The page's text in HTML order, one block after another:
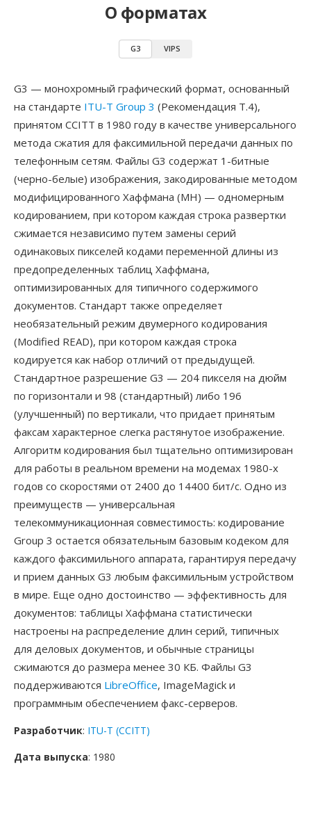
О форматах
G3 VIPS
G3 — монохромный графический формат, основанный
на стандарте ITU-T Group 3 (Рекомендация T.4),
принятом CCITT в 1980 году в качестве универсального
метода сжатия для факсимильной передачи данных по
телефонным сетям. Файлы G3 содержат 1-битные
(черно-белые) изображения, закодированные методом
модифицированного Хаффмана (MH) — одномерным
кодированием, при котором каждая строка развертки
сжимается независимо путем замены серий
одинаковых пикселей кодами переменной длины из
предопределенных таблиц Хаффмана,
оптимизированных для типичного содержимого
документов. Стандарт также определяет
необязательный режим двумерного кодирования
(Modified READ), при котором каждая строка
кодируется как набор отличий от предыдущей.
Стандартное разрешение G3 — 204 пикселя на дюйм
по горизонтали и 98 (стандартный) либо 196
(улучшенный) по вертикали, что придает принятым
факсам характерное слегка растянутое изображение.
Алгоритм кодирования был тщательно оптимизирован
для работы в реальном времени на модемах 1980-х
годов со скоростями от 2400 до 14400 бит/с. Одно из
преимуществ — универсальная
телекоммуникационная совместимость: кодирование
Group 3 остается обязательным базовым кодеком для
каждого факсимильного аппарата, гарантируя передачу
и прием данных G3 любым факсимильным устройством
в мире. Еще одно достоинство — эффективность для
документов: таблицы Хаффмана статистически
настроены на распределение длин серий, типичных
для деловых документов, и обычные страницы
сжимаются до размера менее 30 КБ. Файлы G3
поддерживаются LibreOffice, ImageMagick и
программным обеспечением факс-серверов.
Разработчик: ITU-T (CCITT)
Дата выпуска: 1980